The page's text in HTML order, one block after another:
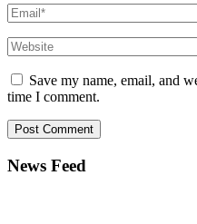
Save my name, email, and
time I comment.
News Feed